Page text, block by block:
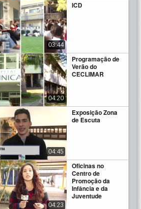
ICD
03:44
Programação de
Verão do
CECLIMAR
04:20
Exposição Zona
de Escuta
04:45
Oficinas no
Centro de
Promoção da
Infância e da
Juventude
04:23